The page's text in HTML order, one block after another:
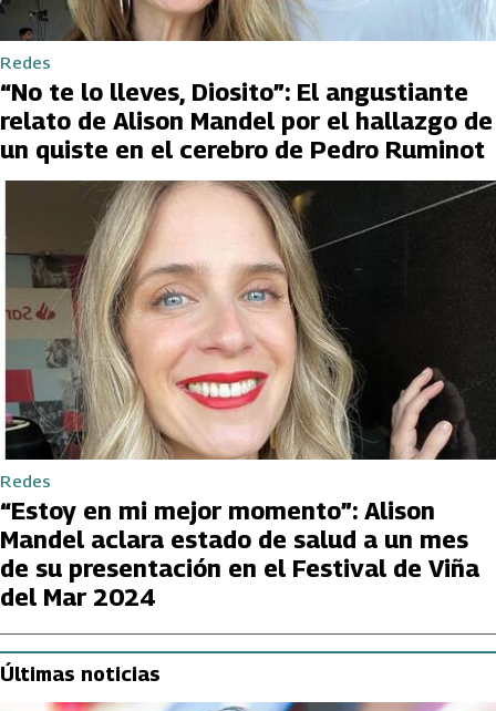
Redes
“No te lo lleves, Diosito”: El angustiante
relato de Alison Mandel por el hallazgo de
un quiste en el cerebro de Pedro Ruminot
Redes
“Estoy en mi mejor momento”: Alison
Mandel aclara estado de salud a un mes
de su presentación en el Festival de Viña
del Mar 2024
Últimas noticias